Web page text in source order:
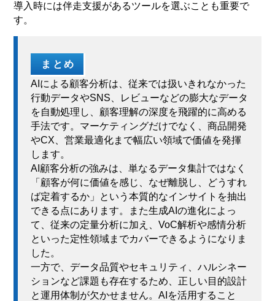
導入時には伴走支援があるツールを選ぶことも重要で
す。
まとめ
AIによる顧客分析は、従来では扱いきれなかった
行動データやSNS、レビューなどの膨大なデータ
を自動処理し、顧客理解の深度を飛躍的に高める
手法です。マーケティングだけでなく、商品開発
やCX、営業最適化まで幅広い領域で価値を発揮
します。
AI顧客分析の強みは、単なるデータ集計ではなく
「顧客が何に価値を感じ、なぜ離脱し、どうすれ
ば定着するか」という本質的なインサイトを抽出
できる点にあります。また生成AIの進化によっ
て、従来の定量分析に加え、VoC解析や感情分析
といった定性領域までカバーできるようになりま
した。
一方で、データ品質やセキュリティ、ハルシネー
ションなど課題も存在するため、正しい目的設計
と運用体制が欠かせません。AIを活用すること